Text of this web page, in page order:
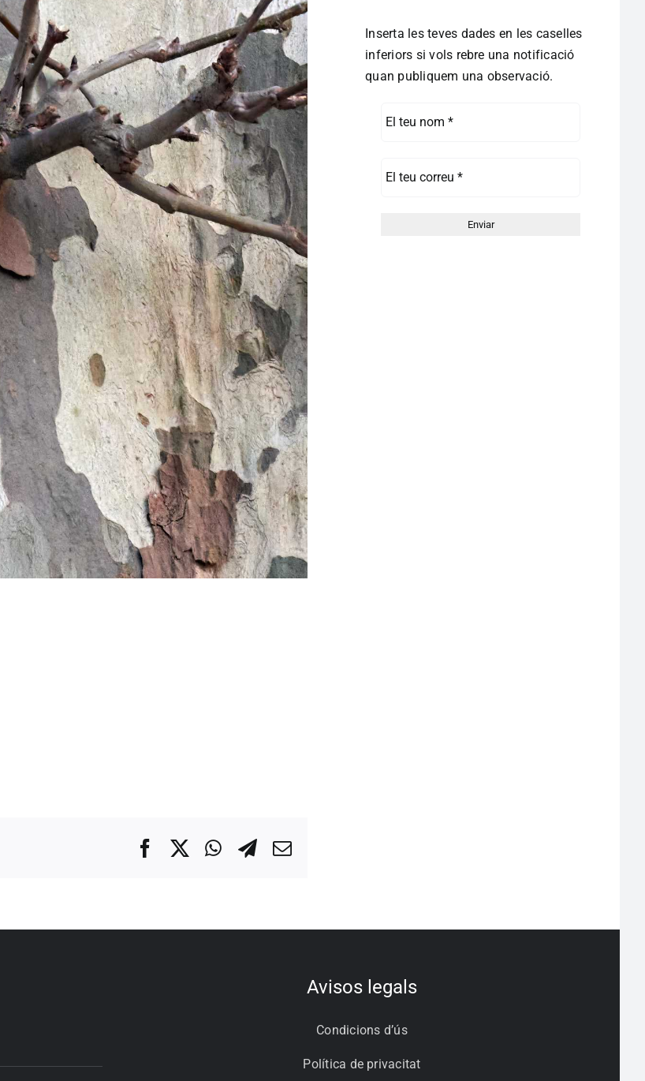
FacebookWhatsApp
Telegram
Correo
Inserta les teves dades en les caselles
inferiors si vols rebre una notificació
quan publiquem una observació.
Avisos legals
Condicions d’ús
Política de privacitat